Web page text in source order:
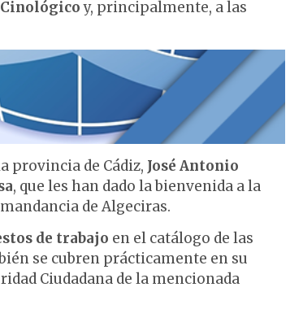
y, principalmente, a las
provincia de Cádiz, José Antonio
, que les han dado la bienvenida a la
de Algeciras.
de trabajo en el catálogo de las
se cubren prácticamente en su
Ciudadana de la mencionada